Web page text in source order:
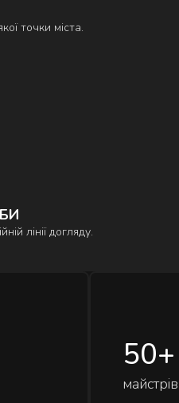
точки міста.
лінії догляду.
50+
майстрів